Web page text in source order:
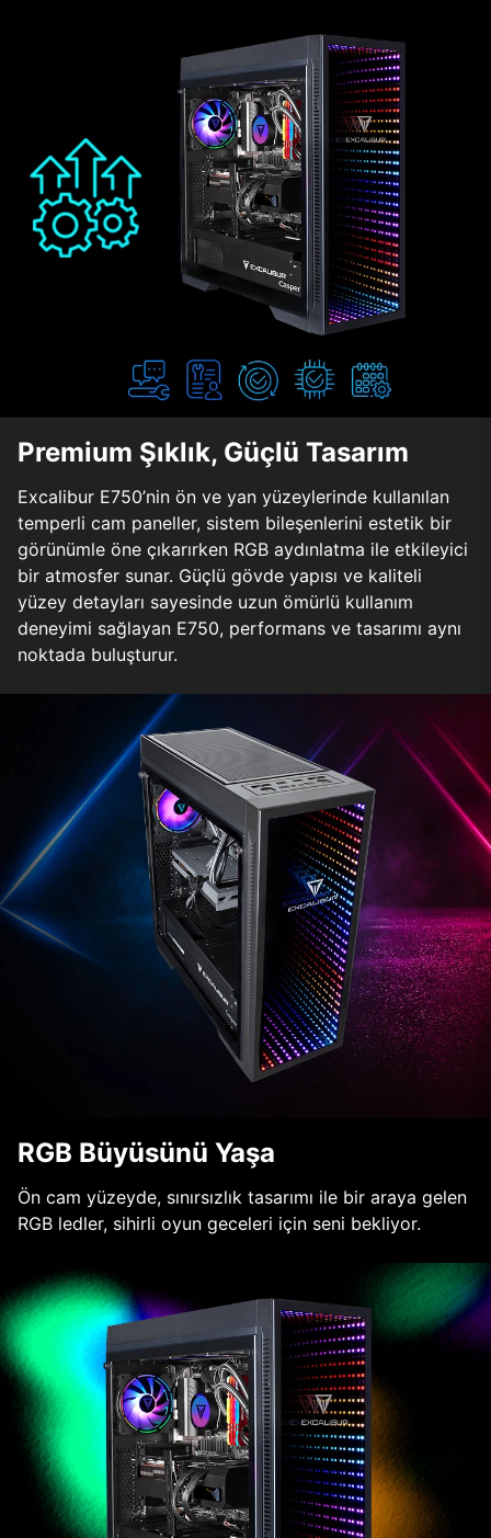
Premium Şıklık, Güçlü Tasarım
Excalibur E750’nin ön ve yan yüzeylerinde kullanılan
temperli cam paneller, sistem bileşenlerini estetik bir
görünümle öne çıkarırken RGB aydınlatma ile etkileyici
bir atmosfer sunar. Güçlü gövde yapısı ve kaliteli
yüzey detayları sayesinde uzun ömürlü kullanım
deneyimi sağlayan E750, performans ve tasarımı aynı
noktada buluşturur.
RGB Büyüsünü Yaşa
Ön cam yüzeyde, sınırsızlık tasarımı ile bir araya gelen
RGB ledler, sihirli oyun geceleri için seni bekliyor.